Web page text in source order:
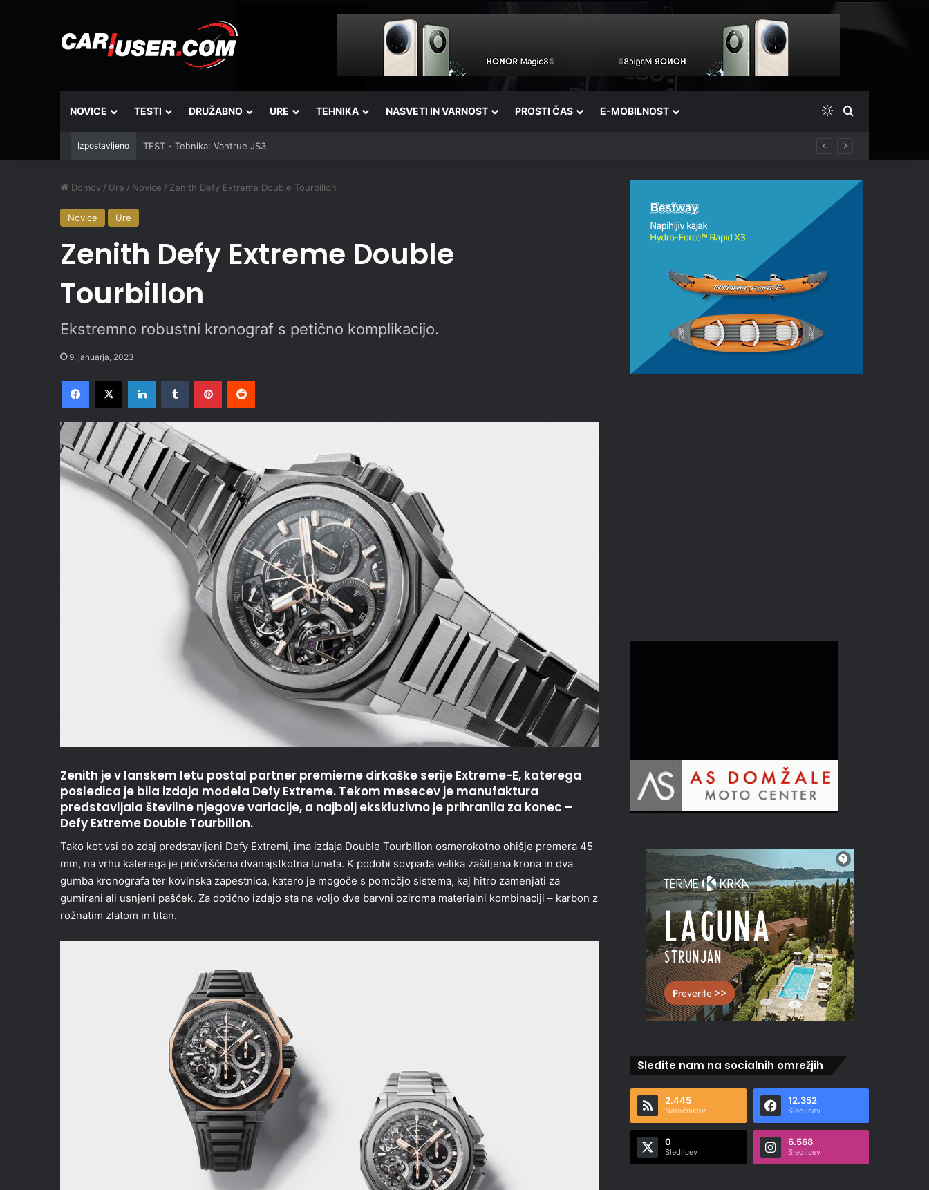
NOVICE TESTI DRUŽABNO URE TEHNIKA NASVETI IN VARNOST PROSTI ČAS E-MOBILNOST Switch skin
Išči
Izpostavljeno TEST - Tehnika: Vantrue JS3
Domov / Ure / Novice / Zenith Defy Extreme Double Tourbillon
Novice Ure
Zenith Defy Extreme Double
Tourbillon
Ekstremno robustni kronograf s petično komplikacijo.
9. januarja, 2023
Facebook
X LinkedInTumblr PinterestReddit
Zenith je v lanskem letu postal partner premierne dirkaške serije Extreme-E, katerega
posledica je bila izdaja modela Defy Extreme. Tekom mesecev je manufaktura
predstavljala številne njegove variacije, a najbolj ekskluzivno je prihranila za konec –
Defy Extreme Double Tourbillon.
Tako kot vsi do zdaj predstavljeni Defy Extremi, ima izdaja Double Tourbillon osmerokotno ohišje premera 45
mm, na vrhu katerega je pričvrščena dvanajstkotna luneta. K podobi sovpada velika zašiljena krona in dva
gumba kronografa ter kovinska zapestnica, katero je mogoče s pomočjo sistema, kaj hitro zamenjati za
gumirani ali usnjeni pašček. Za dotično izdajo sta na voljo dve barvni oziroma materialni kombinaciji – karbon z
rožnatim zlatom in titan.
Sledite nam na socialnih omrežjih
2.445
Naročnikov
12.352
Sledilcev
0
Sledilcev
6.568
Sledilcev